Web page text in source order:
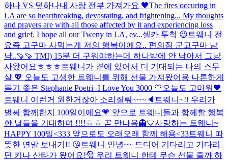
하나 VS 덮하나내 사랑 전부 가져가요 🖤The fires occuring in
LA are so heartbreaking, devastating, and frightening... My thoughts
and prayers are with all those affected by it and experiencing loss
and grief. I hope all our Tweny in LA, ev...셀카 투척 😉 트웨니 전
요즘 고구마 사먹는게 저의 행복이에요.. 편의점 군고구마 냠
냠..🍠🍠 TMI) 15분 더 구워야하는데 하나밖에 안 남아서 그냥
사왔어요ㅎㅎㅎ 트웨니가 곁에 있어서 더 기대되는 나의 스무
살 💖 오늘도 고생한 트웨니를 위해 선물 가져왔어용 나른하게
듣기 좋은 Stephanie Poetri -I Love You 3000 🤍 오늘도 고마워🖤
트웨니 이런거 원한거잖아 소리질뤄~~~🔈 트웨니~!! 우리가
벌써 함께한지 100일이에요💗 앞으로 트웨니들과 함께할 행복
한 날들을 기대하며 !!!!ㅎㅎ 곧 만나욤👻🤍사랑하는 트웨니~
HAPPY 100일<333 앞으로도 오래오래 함께 해용<33트웨니 따
뜻한 연말 보내기!! 😘 트웨니 안녕~~ 드디어 기다리고 기다리
던 키나 산타가 왔어요!🎅 우리 트웨니 한테 무슨 선물 줄까 하